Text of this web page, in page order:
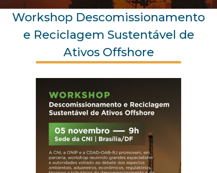
Workshop Descomissionamento
e Reciclagem Sustentável de
Ativos Offshore